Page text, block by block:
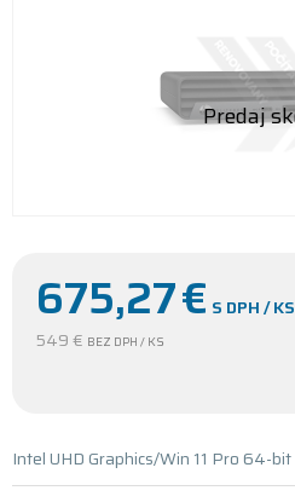
675,27€ S DPH / KS
549 € BEZ DPH / KS
Intel UHD Graphics/Win 11 Pro 64-bit